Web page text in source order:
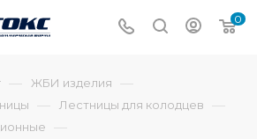
0
— ЖБИ изделия —
— Лестницы для колодцев —
—